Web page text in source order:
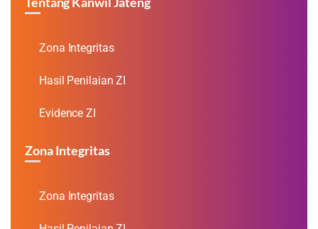
Zona Integritas
Hasil Penilaian ZI
Evidence ZI
Zona Integritas
Zona Integritas